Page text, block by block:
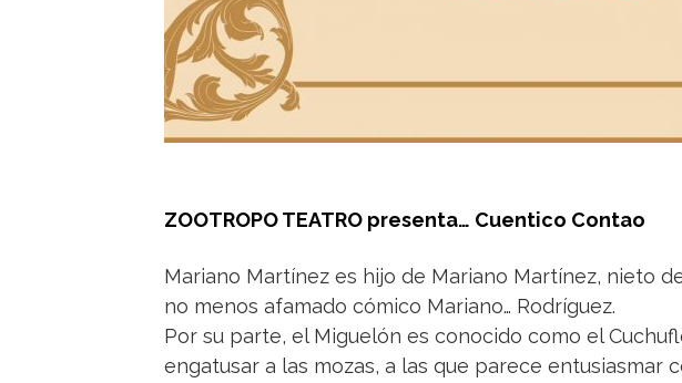
ZOOTROPO TEATRO presenta… Cuentico Contao
Mariano Martínez es hijo de Mariano Martínez, nieto
no menos afamado cómico Mariano… Rodríguez.
Por su parte, el Miguelón es conocido como el
engatusar a las mozas, a las que parece entusiasmar